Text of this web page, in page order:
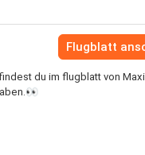
Flugblatt
du im flugblatt von